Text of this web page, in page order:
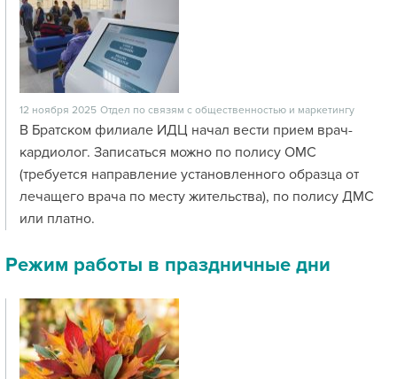
12 ноября 2025 Отдел по связям с общественностью и маркетингу
В Братском филиале ИДЦ начал вести прием врач-
кардиолог. Записаться можно по полису ОМС
(требуется направление установленного образца от
лечащего врача по месту жительства), по полису ДМС
или платно.
Режим работы в праздничные дни